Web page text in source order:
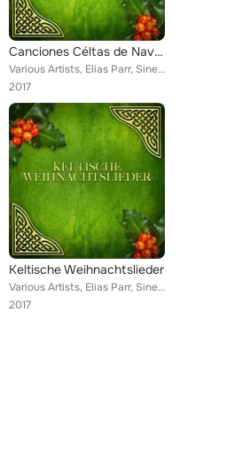
Canciones Céltas de Navidad
Various Artists, Elias Parr, Sinead Staunton, Eileen Kelly, Christie McCarthy, Cara Molony, Rosalin Flanagan, Brendan Graham, Ka...
2017
Keltische Weihnachtslieder
Various Artists, Elias Parr, Sinead Staunton, Eileen Kelly, Christie McCarthy, Cara Molony, Rosalin Flanagan, Brendan Graham, Ka...
2017